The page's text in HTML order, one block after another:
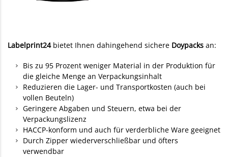
Labelprint24 bietet Ihnen dahingehend sichere Doypacks an:
Bis zu 95 Prozent weniger Material in der Produktion für
die gleiche Menge an Verpackungsinhalt
Reduzieren die Lager- und Transportkosten (auch bei
vollen Beuteln)
Geringere Abgaben und Steuern, etwa bei der
Verpackungslizenz
HACCP-konform und auch für verderbliche Ware geeignet
Durch Zipper wiederverschließbar und öfters
verwendbar